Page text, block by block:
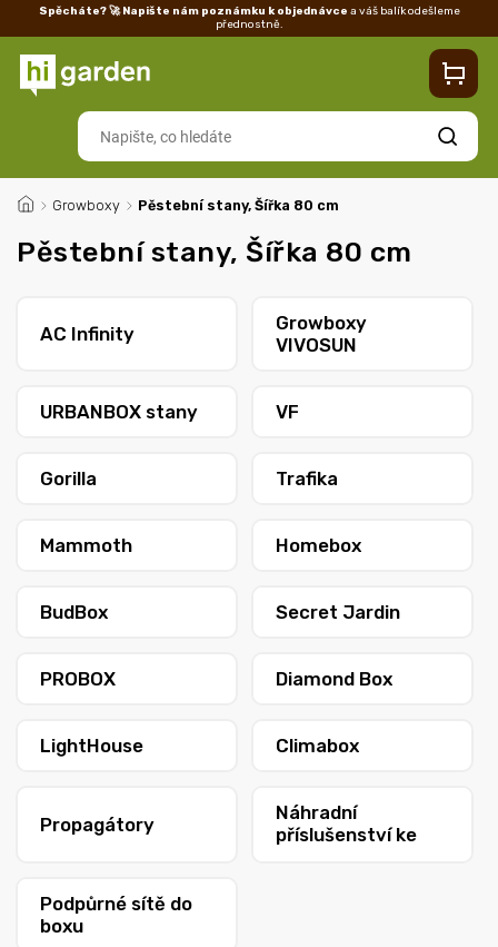
Spěcháte? 🚀 Napište nám poznámku k objednávce a váš balík odešleme
přednostně.
Vrácení/reklamace
Hledat
/ Growboxy / Pěstební stany, Šířka 80 cm
Pěstební stany, Šířka 80 cm
AC Infinity
Growboxy
VIVOSUN
URBANBOX stany VF
Gorilla Trafika
Mammoth Homebox
BudBox Secret Jardin
PROBOX Diamond Box
LightHouse Climabox
Propagátory
Náhradní
příslušenství ke
Podpůrné sítě do
boxu